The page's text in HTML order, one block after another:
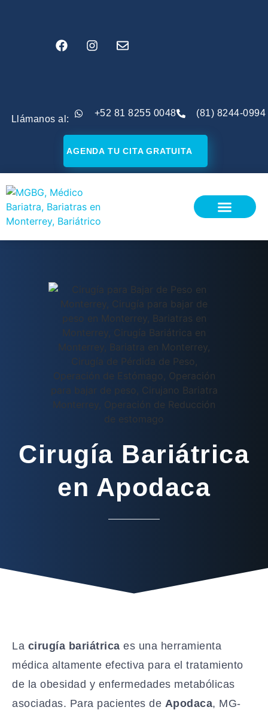
Llámanos al:
+52 81 8255 0048 (81) 8244-0994
AGENDA TU CITA GRATUITA
Cirugía Bariátrica
en Apodaca
La cirugía bariátrica es una herramienta
médica altamente efectiva para el tratamiento
de la obesidad y enfermedades metabólicas
asociadas. Para pacientes de Apodaca, MG-